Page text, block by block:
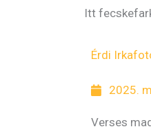
Itt
Érdi Irka
2025.
Verses